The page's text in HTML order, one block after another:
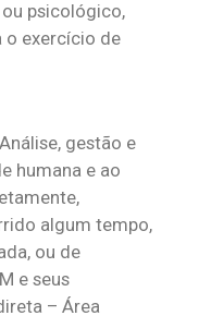
psicológico,
o exercício de
Análise, gestão e
humana e ao
algum tempo,
ou de
e seus
– Área